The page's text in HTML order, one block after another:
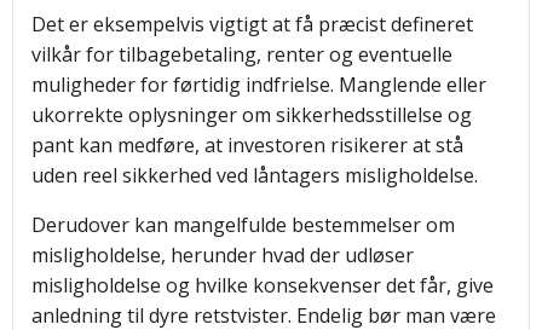
Det er eksempelvis vigtigt at få præcist defineret
vilkår for tilbagebetaling, renter og eventuelle
muligheder for førtidig indfrielse. Manglende eller
ukorrekte oplysninger om sikkerhedsstillelse og
pant kan medføre, at investoren risikerer at stå
uden reel sikkerhed ved låntagers misligholdelse.
Derudover kan mangelfulde bestemmelser om
misligholdelse, herunder hvad der udløser
misligholdelse og hvilke konsekvenser det får, give
anledning til dyre retstvister. Endelig bør man være